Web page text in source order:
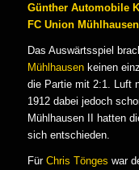
Günther Automobile
FC Union
Das Auswärtsspiel
Mühlhausenkeinen
die Partie mit 2:1. Luft
1912 dabei jedoch
Mühlhausen II hatten
sich entschieden.
Für Chris Tönges war